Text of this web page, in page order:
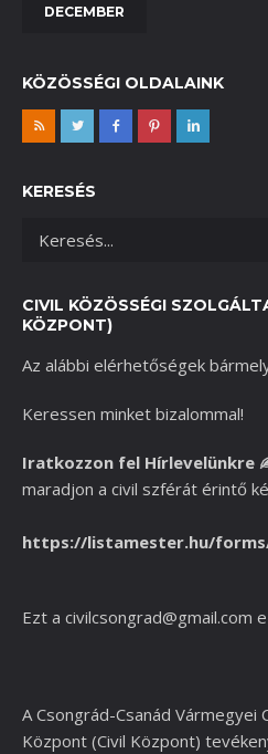
DECEMBER
KÖZÖSSÉGI OLDALAINK
KERESÉS
CIVIL KÖZÖSSÉGI
KÖZPONT)
Az alábbi elérhetőségek
Keressen minket bizalommal!
Iratkozzon fel Hírlevelünkre
maradjon a civil szférát érintő
https://listamester.hu/
Ezt a civilcsongrad@gmail.com
A Csongrád-Csanád Vármegyei
Központ (Civil Központ)